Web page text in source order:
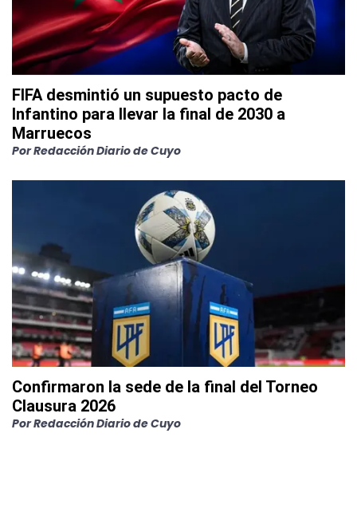
FIFA desmintió un supuesto pacto de
Infantino para llevar la final de 2030 a
Marruecos
PorRedacción Diario de Cuyo
Confirmaron la sede de la final del Torneo
Clausura 2026
PorRedacción Diario de Cuyo